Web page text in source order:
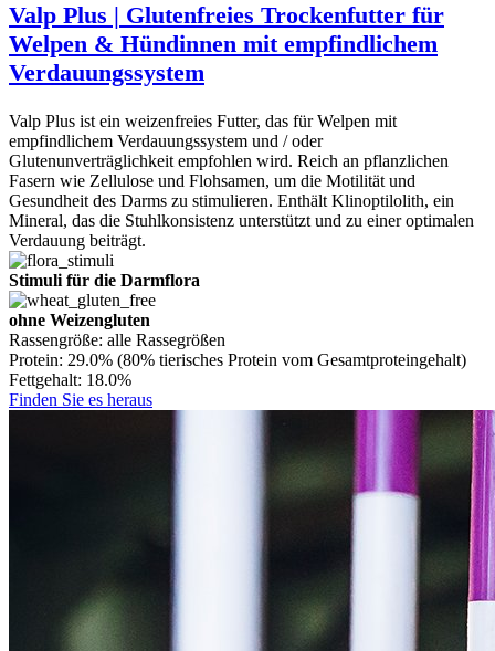
Valp Plus | Glutenfreies Trockenfutter für
Welpen & Hündinnen mit empfindlichem
Verdauungssystem
Valp Plus ist ein weizenfreies Futter, das für Welpen mit
empfindlichem Verdauungssystem und / oder
Glutenunverträglichkeit empfohlen wird. Reich an pflanzlichen
Fasern wie Zellulose und Flohsamen, um die Motilität und
Gesundheit des Darms zu stimulieren. Enthält Klinoptilolith, ein
Mineral, das die Stuhlkonsistenz unterstützt und zu einer optimalen
Verdauung beiträgt.
Stimuli für die Darmflora
ohne Weizengluten
Rassengröße: alle Rassegrößen
Protein: 29.0% (80% tierisches Protein vom Gesamtproteingehalt)
Fettgehalt: 18.0%
Finden Sie es heraus